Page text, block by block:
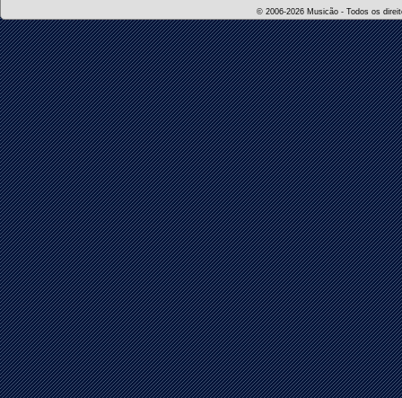
© 2006-2026 Musicão - Todos os